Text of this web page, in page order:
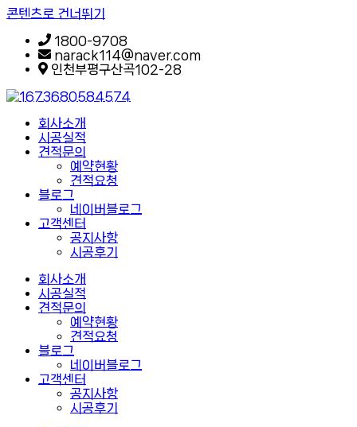
콘텐츠로 건너뛰기
1800-9708
narack114@naver.com
인천부평구산곡102-28
회사소개
시공실적
견적문의
예약현황
견적요청
블로그
네이버블로그
고객센터
공지사항
시공후기
회사소개
시공실적
견적문의
예약현황
견적요청
블로그
네이버블로그
고객센터
공지사항
시공후기